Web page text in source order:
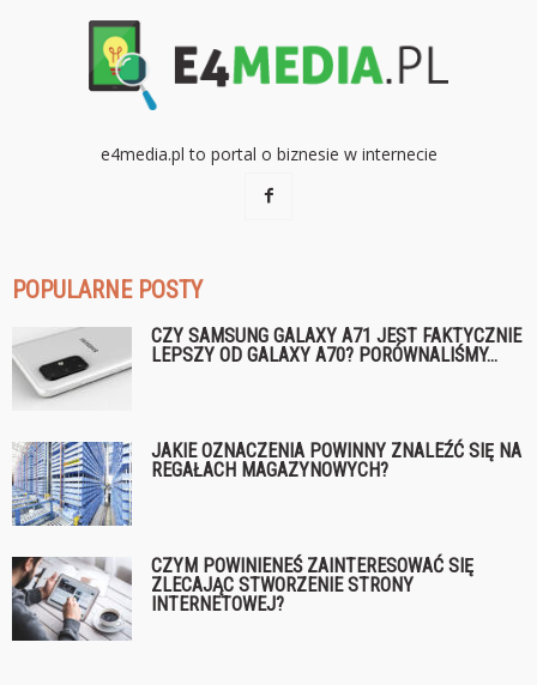
e4media.pl to portal o biznesie w internecie
POPULARNE POSTY
CZY SAMSUNG GALAXY A71 JEST FAKTYCZNIE
LEPSZY OD GALAXY A70? PORÓWNALIŚMY...
JAKIE OZNACZENIA POWINNY ZNALEŹĆ SIĘ NA
REGAŁACH MAGAZYNOWYCH?
CZYM POWINIENEŚ ZAINTERESOWAĆ SIĘ
ZLECAJĄC STWORZENIE STRONY
INTERNETOWEJ?